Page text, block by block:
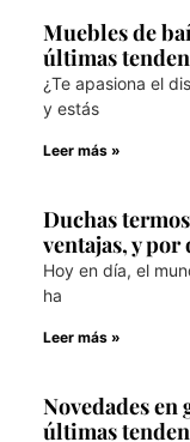
Muebles de
últimas
¿Te apasiona el
y estás
Leer más »
Duchas
ventajas, y por
Hoy en día, el
ha
Leer más »
Novedades en
últimas